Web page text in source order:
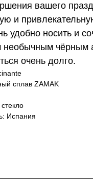
вашего
и
удобно носить и
необычным чёрным
очень долго.
сплав ZAMAK
Испания